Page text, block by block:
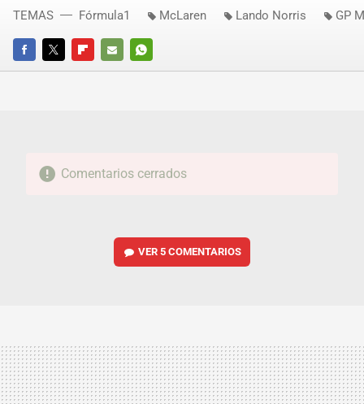
FACEBOOKTWITTERFLIPBOARD
E-
WHATSAPP
TEMAS Fórmula1 McLaren Lando Norris GP
Comentarios cerrados
VER5 COMENTARIOS